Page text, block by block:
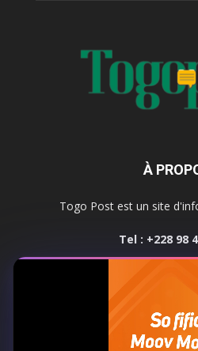
À
Togo Post est un site
Tel : +228 98
SUIVEZ